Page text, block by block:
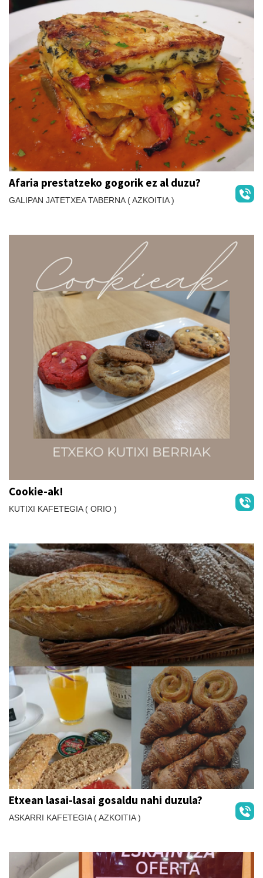
Afaria prestatzeko gogorik ez al duzu?
GALIPAN JATETXEA TABERNA ( AZKOITIA )
Cookie-ak!
KUTIXI KAFETEGIA ( ORIO )
Etxean lasai-lasai gosaldu nahi duzula?
ASKARRI KAFETEGIA ( AZKOITIA )